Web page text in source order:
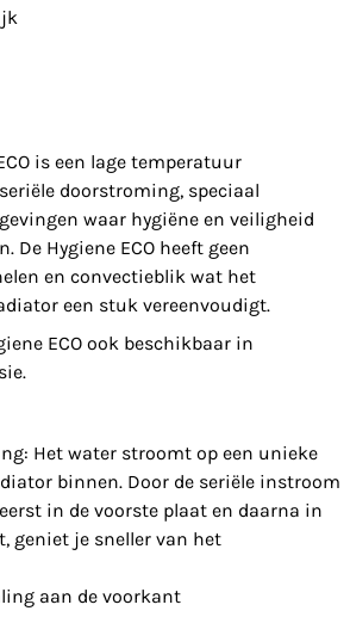
is een lage temperatuur
doorstroming, speciaal
waar hygiëne en veiligheid
De Hygiene ECO heeft geen
en convectieblik wat het
een stuk vereenvoudigt.
ECO ook beschikbaar in
Het water stroomt op een unieke
binnen. Door de seriële instroom
in de voorste plaat en daarna in
geniet je sneller van het
aan de voorkant